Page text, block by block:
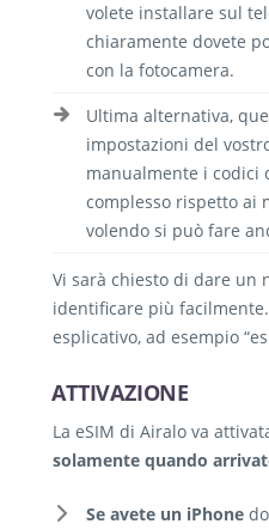
volete installare sul
chiaramente dovete
con la fotocamera.
Ultima alternativa,
impostazioni del
manualmente i codici
complesso rispetto ai
volendo si può fare
Vi sarà chiesto di dare un
identificare più
esplicativo, ad esempio
ATTIVAZIONE
La eSIM di Airalo va
solamente quando
Se avete un iPhone